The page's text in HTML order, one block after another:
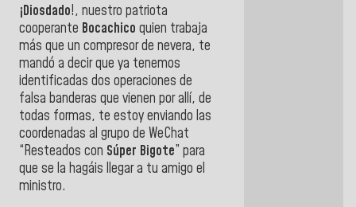
¡Diosdado!, nuestro patriota
cooperante Bocachico quien trabaja
más que un compresor de nevera, te
mandó a decir que ya tenemos
identificadas dos operaciones de
falsa banderas que vienen por allí, de
todas formas, te estoy enviando las
coordenadas al grupo de WeChat
“Resteados con Súper Bigote” para
que se la hagáis llegar a tu amigo el
ministro.